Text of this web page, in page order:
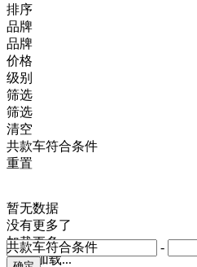
排序
品牌
品牌
价格
-
级别
共款车符合条件
筛选
筛选
清空
共款车符合条件
重置
暂无数据
没有更多了
加载更多
正在加载...